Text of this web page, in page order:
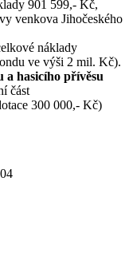
901 599,- Kč,
venkova Jihočeského
náklady
ve výši 2 mil. Kč).
a hasicího přívěsu
část
300 000,- Kč)